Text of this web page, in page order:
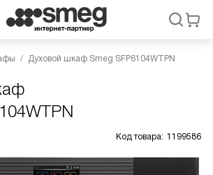
Духовой шкаф Smeg SFP6104WTPN
Код товара: 1199586